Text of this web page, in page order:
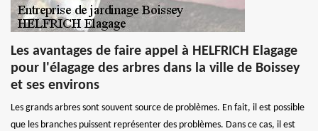
Les avantages de faire appel à HELFRICH Elagage
pour l'élagage des arbres dans la ville de Boissey
et ses environs
Les grands arbres sont souvent source de problèmes. En fait, il est possible
que les branches puissent représenter des problèmes. Dans ce cas, il est